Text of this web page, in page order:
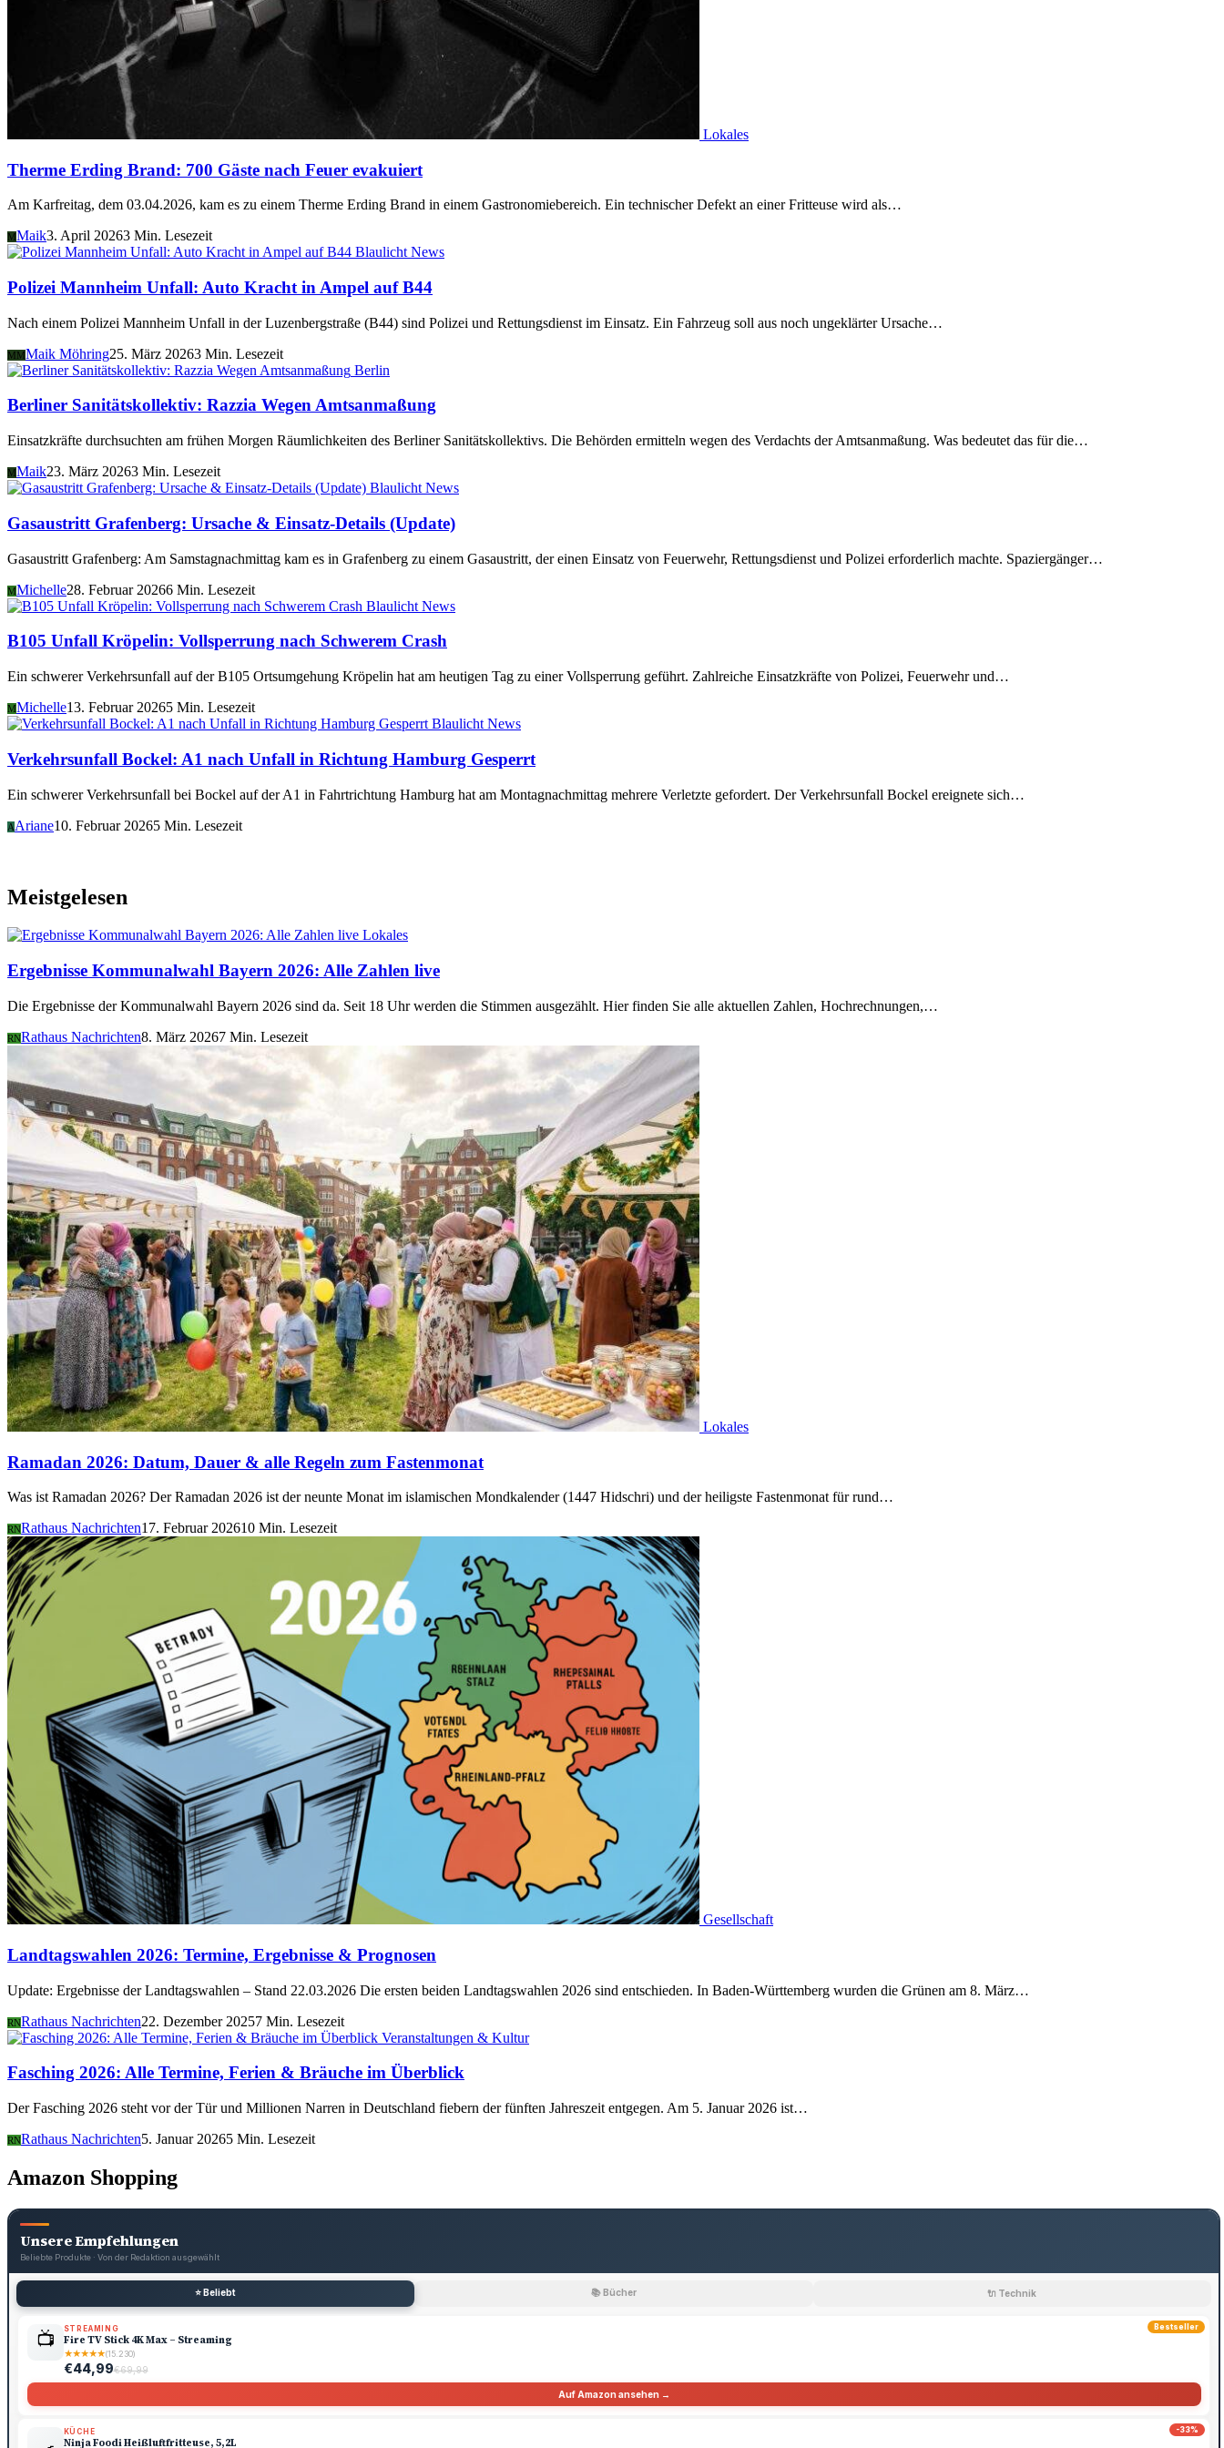
Lokales
Therme Erding Brand: 700 Gäste nach Feuer evakuiert
Am Karfreitag, dem 03.04.2026, kam es zu einem Therme Erding Brand in einem Gastronomiebereich. Ein technischer Defekt an einer Fritteuse wird als…
M Maik3. April 20263 Min. Lesezeit
Blaulicht News
Polizei Mannheim Unfall: Auto Kracht in Ampel auf B44
Nach einem Polizei Mannheim Unfall in der Luzenbergstraße (B44) sind Polizei und Rettungsdienst im Einsatz. Ein Fahrzeug soll aus noch ungeklärter Ursache…
MMMaik Möhring25. März 20263 Min. Lesezeit
Berlin
Berliner Sanitätskollektiv: Razzia Wegen Amtsanmaßung
Einsatzkräfte durchsuchten am frühen Morgen Räumlichkeiten des Berliner Sanitätskollektivs. Die Behörden ermitteln wegen des Verdachts der Amtsanmaßung. Was bedeutet das für die…
MMaik23. März 20263 Min. Lesezeit
Blaulicht News
Gasaustritt Grafenberg: Ursache & Einsatz-Details (Update)
Gasaustritt Grafenberg: Am Samstagnachmittag kam es in Grafenberg zu einem Gasaustritt, der einen Einsatz von Feuerwehr, Rettungsdienst und Polizei erforderlich machte. Spaziergänger…
MMichelle28. Februar 20266 Min. Lesezeit
Blaulicht News
B105 Unfall Kröpelin: Vollsperrung nach Schwerem Crash
Ein schwerer Verkehrsunfall auf der B105 Ortsumgehung Kröpelin hat am heutigen Tag zu einer Vollsperrung geführt. Zahlreiche Einsatzkräfte von Polizei, Feuerwehr und…
MMichelle13. Februar 20265 Min. Lesezeit
Blaulicht News
Verkehrsunfall Bockel: A1 nach Unfall in Richtung Hamburg Gesperrt
Ein schwerer Verkehrsunfall bei Bockel auf der A1 in Fahrtrichtung Hamburg hat am Montagnachmittag mehrere Verletzte gefordert. Der Verkehrsunfall Bockel ereignete sich…
AAriane10. Februar 20265 Min. Lesezeit
Meistgelesen
Lokales
Ergebnisse Kommunalwahl Bayern 2026: Alle Zahlen live
Die Ergebnisse der Kommunalwahl Bayern 2026 sind da. Seit 18 Uhr werden die Stimmen ausgezählt. Hier finden Sie alle aktuellen Zahlen, Hochrechnungen,…
RNRathaus Nachrichten8. März 20267 Min. Lesezeit
Lokales
Ramadan 2026: Datum, Dauer & alle Regeln zum Fastenmonat
Was ist Ramadan 2026? Der Ramadan 2026 ist der neunte Monat im islamischen Mondkalender (1447 Hidschri) und der heiligste Fastenmonat für rund…
RNRathaus Nachrichten17. Februar 202610 Min. Lesezeit
Gesellschaft
Landtagswahlen 2026: Termine, Ergebnisse & Prognosen
Update: Ergebnisse der Landtagswahlen – Stand 22.03.2026 Die ersten beiden Landtagswahlen 2026 sind entschieden. In Baden-Württemberg wurden die Grünen am 8. März…
RNRathaus Nachrichten22. Dezember 20257 Min. Lesezeit
Veranstaltungen & Kultur
Fasching 2026: Alle Termine, Ferien & Bräuche im Überblick
Der Fasching 2026 steht vor der Tür und Millionen Narren in Deutschland fiebern der fünften Jahreszeit entgegen. Am 5. Januar 2026 ist…
RNRathaus Nachrichten5. Januar 20265 Min. Lesezeit
Amazon Shopping
Unsere Empfehlungen
Beliebte Produkte · Von der Redaktion ausgewählt
⭐ Beliebt 📚 Bücher 🔌 Technik
Bestseller
📺 STREAMING
Fire TV Stick 4K Max – Streaming
★★★★★(15.230)
€44,99€69,99
Auf Amazon ansehen →
-33%
KÜCHE
Ninja Foodi Heißluftfritteuse, 5,2L